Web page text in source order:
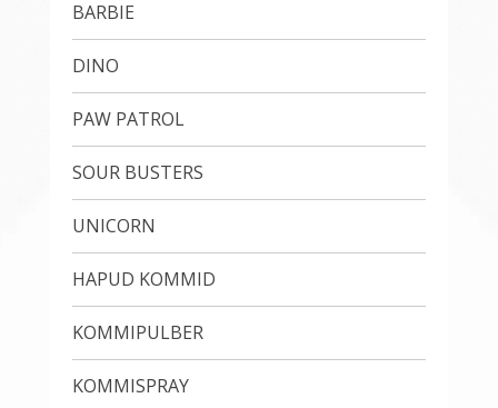
BARBIE
DINO
PAW PATROL
SOUR BUSTERS
UNICORN
HAPUD KOMMID
KOMMIPULBER
KOMMISPRAY